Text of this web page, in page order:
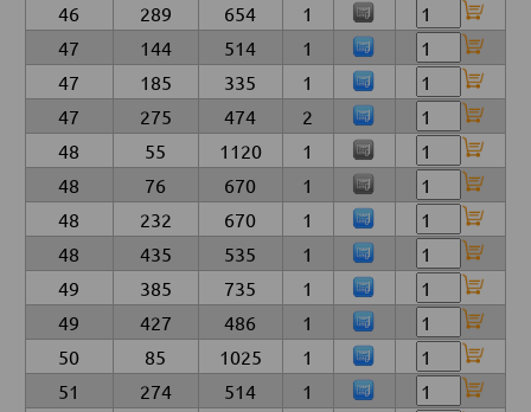
46
289 654
1
47
144 514
1
47
185 335
1
47
275 474
2
48
55 1120
1
48
76 670
1
48
232 670
1
48
435 535
1
49
385 735
1
49
427 486
1
50
85 1025
1
51
274 514
1